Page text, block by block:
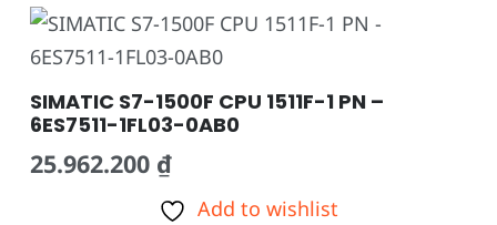
SIMATIC S7-1500F CPU 1511F-1 PN –
6ES7511-1FL03-0AB0
25.962.200 ₫
Add to wishlist